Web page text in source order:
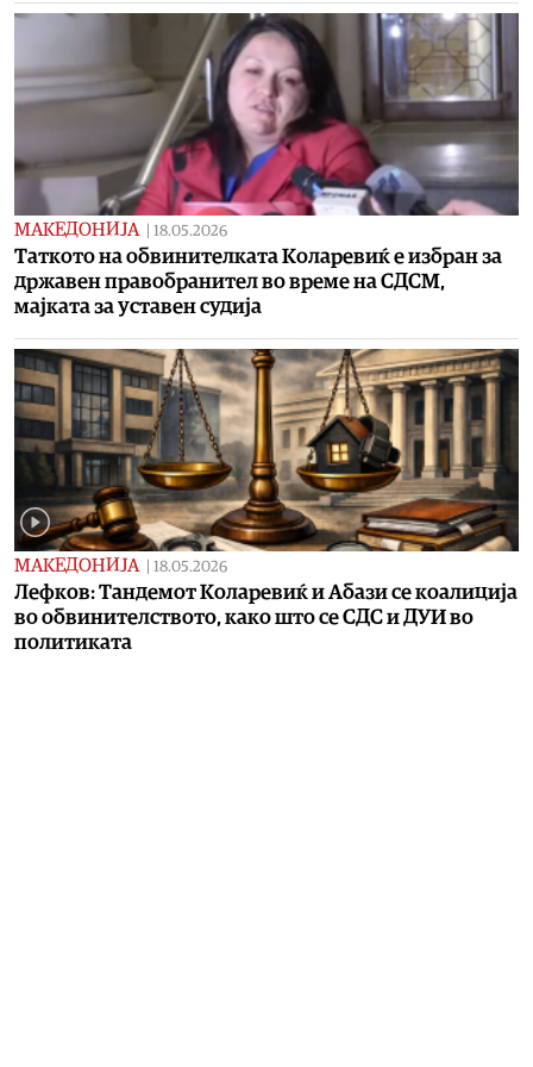
МАКЕДОНИЈА 18.05.2026
Таткото на обвинителката Коларевиќ е избран за
државен правобранител во време на СДСМ,
мајката за уставен судија
МАКЕДОНИЈА 18.05.2026
Лефков: Тандемот Коларевиќ и Абази се коалиција
во обвинителството, како што се СДС и ДУИ во
политиката